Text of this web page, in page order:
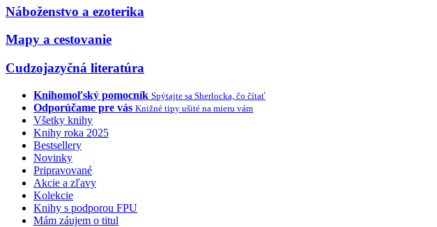
Náboženstvo a ezoterika
Mapy a cestovanie
Cudzojazyčná literatúra
Knihomoľský pomocník Spýtajte sa Sherlocka, čo čítať
Odporúčame pre vás Knižné tipy ušité na mieru vám
Všetky knihy
Knihy roka 2025
Bestsellery
Novinky
Pripravované
Akcie a zľavy
Kolekcie
Knihy s podporou FPU
Mám záujem o titul